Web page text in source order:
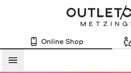
Online Shop
Menü